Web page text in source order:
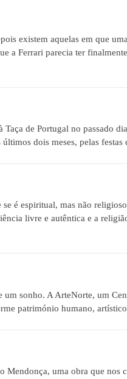
existem aquelas em que
a Ferrari parecia ter
de Portugal no passado
dois meses, pelas
é espiritual, mas não
livre e autêntica e a
sonho. A ArteNorte, um
património humano,
uma obra que nos